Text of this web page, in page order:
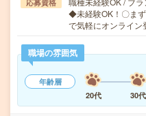
応募資格
◆未経験OK！〇ま
で気軽にオンライ
職場の雰囲気
年齢層
20代
30代